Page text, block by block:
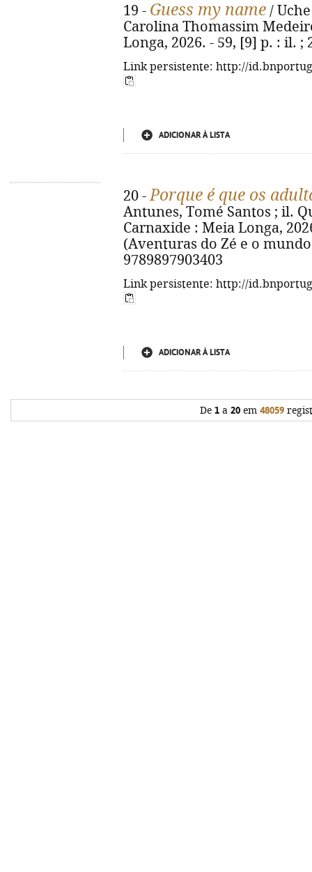
19 - Guess my name /
Carolina Thomassim
Longa, 2026. - 59, [9] p. : il. ;
Link persistente: http://
ADICIONAR À LISTA
20 -Porque é que os
Antunes, Tomé Santos ; il.
Carnaxide : Meia Longa,
(Aventuras do Zé e o
9789897903403
Link persistente: http://
ADICIONAR À LISTA
De 1 a 20 em 48059